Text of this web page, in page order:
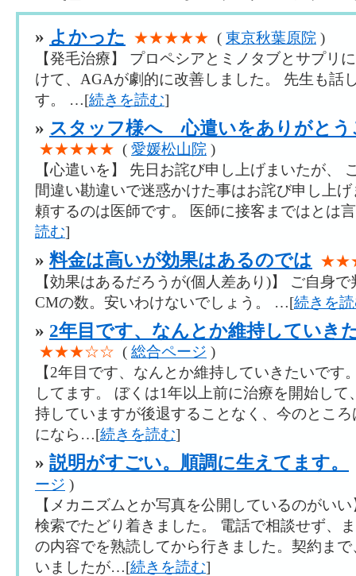
» よかった ★★★★★ ( 東京秋葉原院 )
【発毛治療】 プロペシアとミノタブとサプリ
けて、AGAが劇的に改善しました。 先生も話
す。 …[続きを読む]
» スタッフ様へ 心遣いをありがとう
★★★★★ ( 愛媛松山院 )
【心遣いを】 先日お詫び申し上げまいたが、
間違い勘違いで迷惑かけた事はお詫び申し上
頼するのは医師です。 医師に接客まではとは
読む]
» 料金は高いが効果はあるのでは
【効果はあるだろうが(個人差あり)】 ご自身
CMの数。安いわけないでしょう。 …[続きを
» 2年目です、なんとか維持していき
★★★☆☆ ( 総合ページ )
【2年目です、なんとか維持していきたいです
してます。 ぼくは1年以上前に治療を開始し
持していますが後退することなく、今のとこ
になら…[続きを読む]
» 説明がすごい。順調に生えてます。
ージ )
【メカニズムとか写真を公開しているのがい
検索でたどり着きました。 電話で相談せず、
の内容でを熟読してから行きました。契約ま
いましたが…[続きを読む]